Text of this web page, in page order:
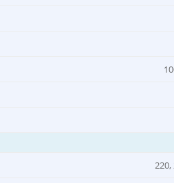
220,